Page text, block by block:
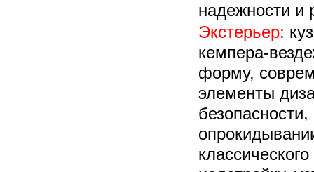
надежности и
Экстерьер:
кемпера-
форму,
элементы